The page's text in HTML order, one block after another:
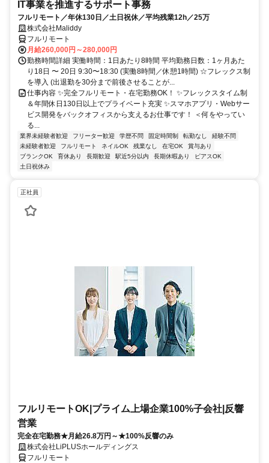
IT事業を推進するサポート事務
フルリモート／年休130日／土日祝休／平均残業12h／25万
株式会社Maliddy
フルリモート
月給260,000円～280,000円
勤務時間詳細 実働時間：1日あたり8時間 平均勤務日数：1ヶ月あた
り18日 〜 20日 9:30〜18:30 (実働8時間／休憩1時間) ☆フレックス制
を導入 (出退勤を30分まで前後させることが...
仕事内容 ✨完全フルリモート・在宅勤務OK！ ✨フレックスタイム制
＆年間休日130日以上でプライベート充実 ✨スマホアプリ・Webサー
ビス開発をバックオフィスから支えるお仕事です！ ＜何をやってい
る...
業界未経験者歓迎 フリーター歓迎 学歴不問 固定時間制 転勤なし
経験不問
未経験者歓迎
フルリモート ネイルOK 残業なし 在宅OK
賞与あり
ブランクOK
育休あり 長期歓迎 駅近5分以内 長期休暇あり
ピアスOK
土日祝休み
正社員
フルリモートOK|プライム上場企業100%子会社|反響
営業
完全在宅勤務★月給26.8万円～★100%反響のみ
株式会社LiPLUSホールディングス
フルリモート